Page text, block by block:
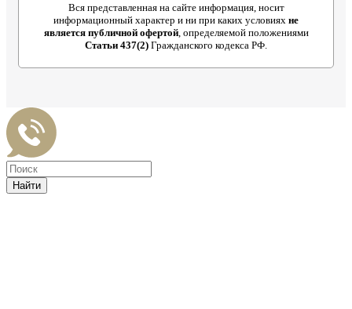
Вся представленная на сайте информация, носит
информационный характер и ни при каких условиях не
является публичной офертой, определяемой положениями
Статьи 437(2) Гражданского кодекса РФ.
Найти